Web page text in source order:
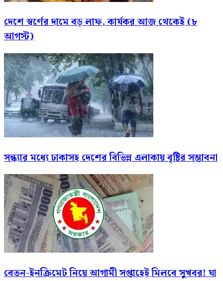
দেশে স্বর্ণের দামে বড় লাফ, কার্যকর আজ থেকেই (৮
আগস্ট)
সন্ধ্যার মধ্যে ঢাকাসহ দেশের বিভিন্ন এলাকায় বৃষ্টির সম্ভাবনা
বেতন-ইনক্রিমেট নিয়ে আগামী সপ্তাহেই মিলবে সুখবর! যা